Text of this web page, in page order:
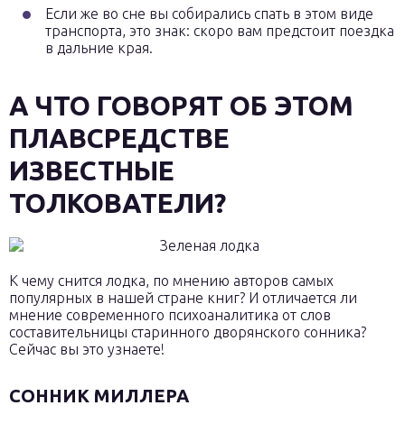
Если же во сне вы собирались спать в этом виде
транспорта, это знак: скоро вам предстоит поездка
в дальние края.
А ЧТО ГОВОРЯТ ОБ ЭТОМ
ПЛАВСРЕДСТВЕ
ИЗВЕСТНЫЕ
ТОЛКОВАТЕЛИ?
К чему снится лодка, по мнению авторов самых
популярных в нашей стране книг? И отличается ли
мнение современного психоаналитика от слов
составительницы старинного дворянского сонника?
Сейчас вы это узнаете!
СОННИК МИЛЛЕРА